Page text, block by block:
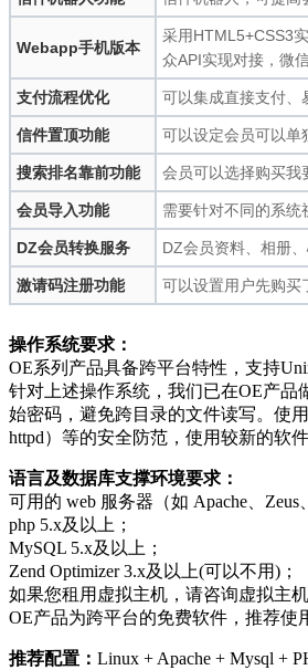
Webapp手机版本
采用HTML5+CSS3
众API实现对接，微
支付流程优化 可以集成直接支付、
信件置顶功能 可以设定会员可以单
搜索排名靠前功能 会员可以选择购买我
会员导入功能 需要针对不同的系统
DZ会员转换服务 DZ会员资料、相册
激请码注册功能 可以设置用户先购买
操作系统要求：
OE系列产品具备跨平台特性，支持
针对上述操作系统，我们已在OE产品
始密码，避免跨目录的文件读写。使
httpd）等的安全防范，使用较新的软件
语言及数据库支撑环境要求：
可用的 web 服务器（如 Apache、Zeus
php 5.x及以上；
MySQL 5.x及以上；
Zend Optimizer 3.x及以上(可以不用)；
如果您租用虚拟主机，请咨询虚拟主
OE产品为跨平台的免费软件，推荐使
推荐配置： Linux + Apache + Mysql +